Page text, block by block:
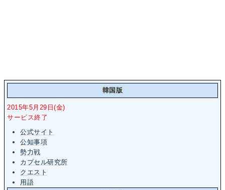
韓国版
2015年5月29日(金)
サービス終了
公式サイト
公知事項
勢力戦
カプセル研究所
クエスト
用語